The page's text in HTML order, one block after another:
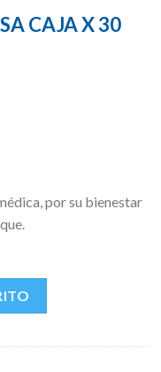
CAJA X 30
por su bienestar
cantidad